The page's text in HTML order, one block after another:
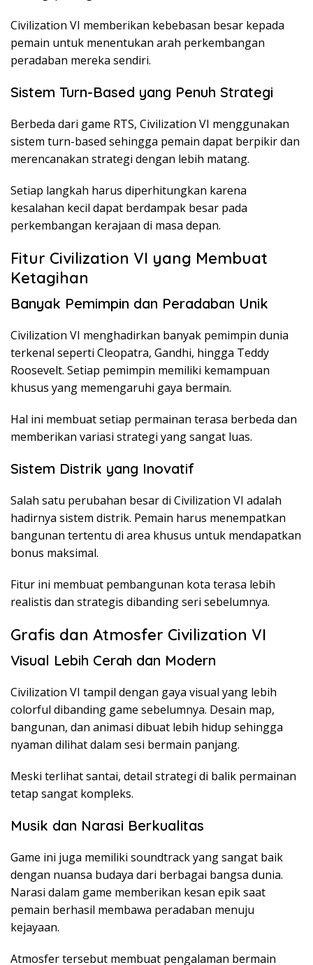
Civilization VI memberikan kebebasan besar kepada
pemain untuk menentukan arah perkembangan
peradaban mereka sendiri.
Sistem Turn-Based yang Penuh Strategi
Berbeda dari game RTS, Civilization VI menggunakan
sistem turn-based sehingga pemain dapat berpikir dan
merencanakan strategi dengan lebih matang.
Setiap langkah harus diperhitungkan karena
kesalahan kecil dapat berdampak besar pada
perkembangan kerajaan di masa depan.
Fitur Civilization VI yang Membuat
Ketagihan
Banyak Pemimpin dan Peradaban Unik
Civilization VI menghadirkan banyak pemimpin dunia
terkenal seperti Cleopatra, Gandhi, hingga Teddy
Roosevelt. Setiap pemimpin memiliki kemampuan
khusus yang memengaruhi gaya bermain.
Hal ini membuat setiap permainan terasa berbeda dan
memberikan variasi strategi yang sangat luas.
Sistem Distrik yang Inovatif
Salah satu perubahan besar di Civilization VI adalah
hadirnya sistem distrik. Pemain harus menempatkan
bangunan tertentu di area khusus untuk mendapatkan
bonus maksimal.
Fitur ini membuat pembangunan kota terasa lebih
realistis dan strategis dibanding seri sebelumnya.
Grafis dan Atmosfer Civilization VI
Visual Lebih Cerah dan Modern
Civilization VI tampil dengan gaya visual yang lebih
colorful dibanding game sebelumnya. Desain map,
bangunan, dan animasi dibuat lebih hidup sehingga
nyaman dilihat dalam sesi bermain panjang.
Meski terlihat santai, detail strategi di balik permainan
tetap sangat kompleks.
Musik dan Narasi Berkualitas
Game ini juga memiliki soundtrack yang sangat baik
dengan nuansa budaya dari berbagai bangsa dunia.
Narasi dalam game memberikan kesan epik saat
pemain berhasil membawa peradaban menuju
kejayaan.
Atmosfer tersebut membuat pengalaman bermain